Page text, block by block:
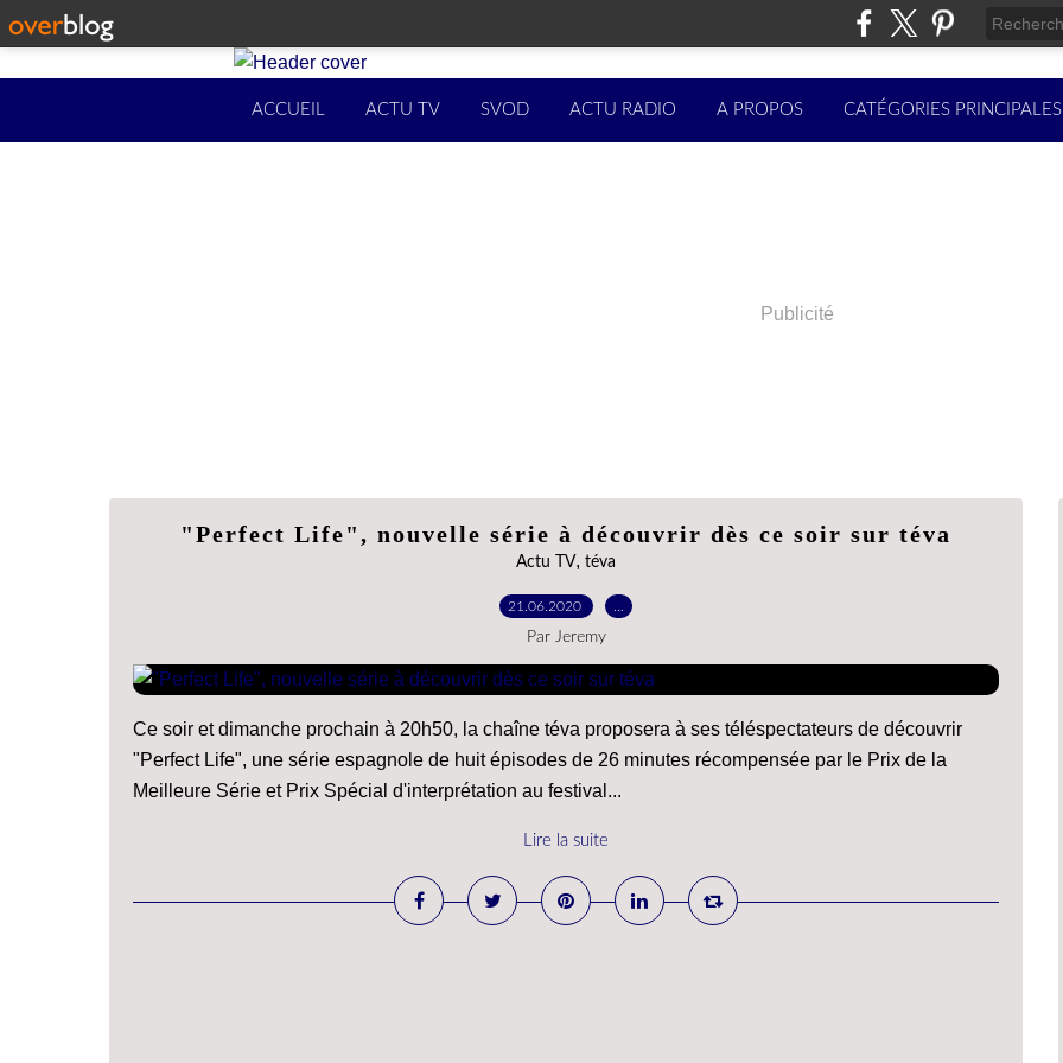
ACCUEIL ACTU TV SVOD ACTU RADIO A PROPOS CATÉGORIES PRINCIPALES
Publicité
"Perfect Life", nouvelle série à découvrir dès ce soir sur téva
Actu TV, téva
21.06.2020
Par Jeremy
Ce soir et dimanche prochain à 20h50, la chaîne téva proposera à ses téléspectateurs de découvrir
"Perfect Life", une série espagnole de huit épisodes de 26 minutes récompensée par le Prix de la
Meilleure Série et Prix Spécial d'interprétation au festival...
Lire la suite